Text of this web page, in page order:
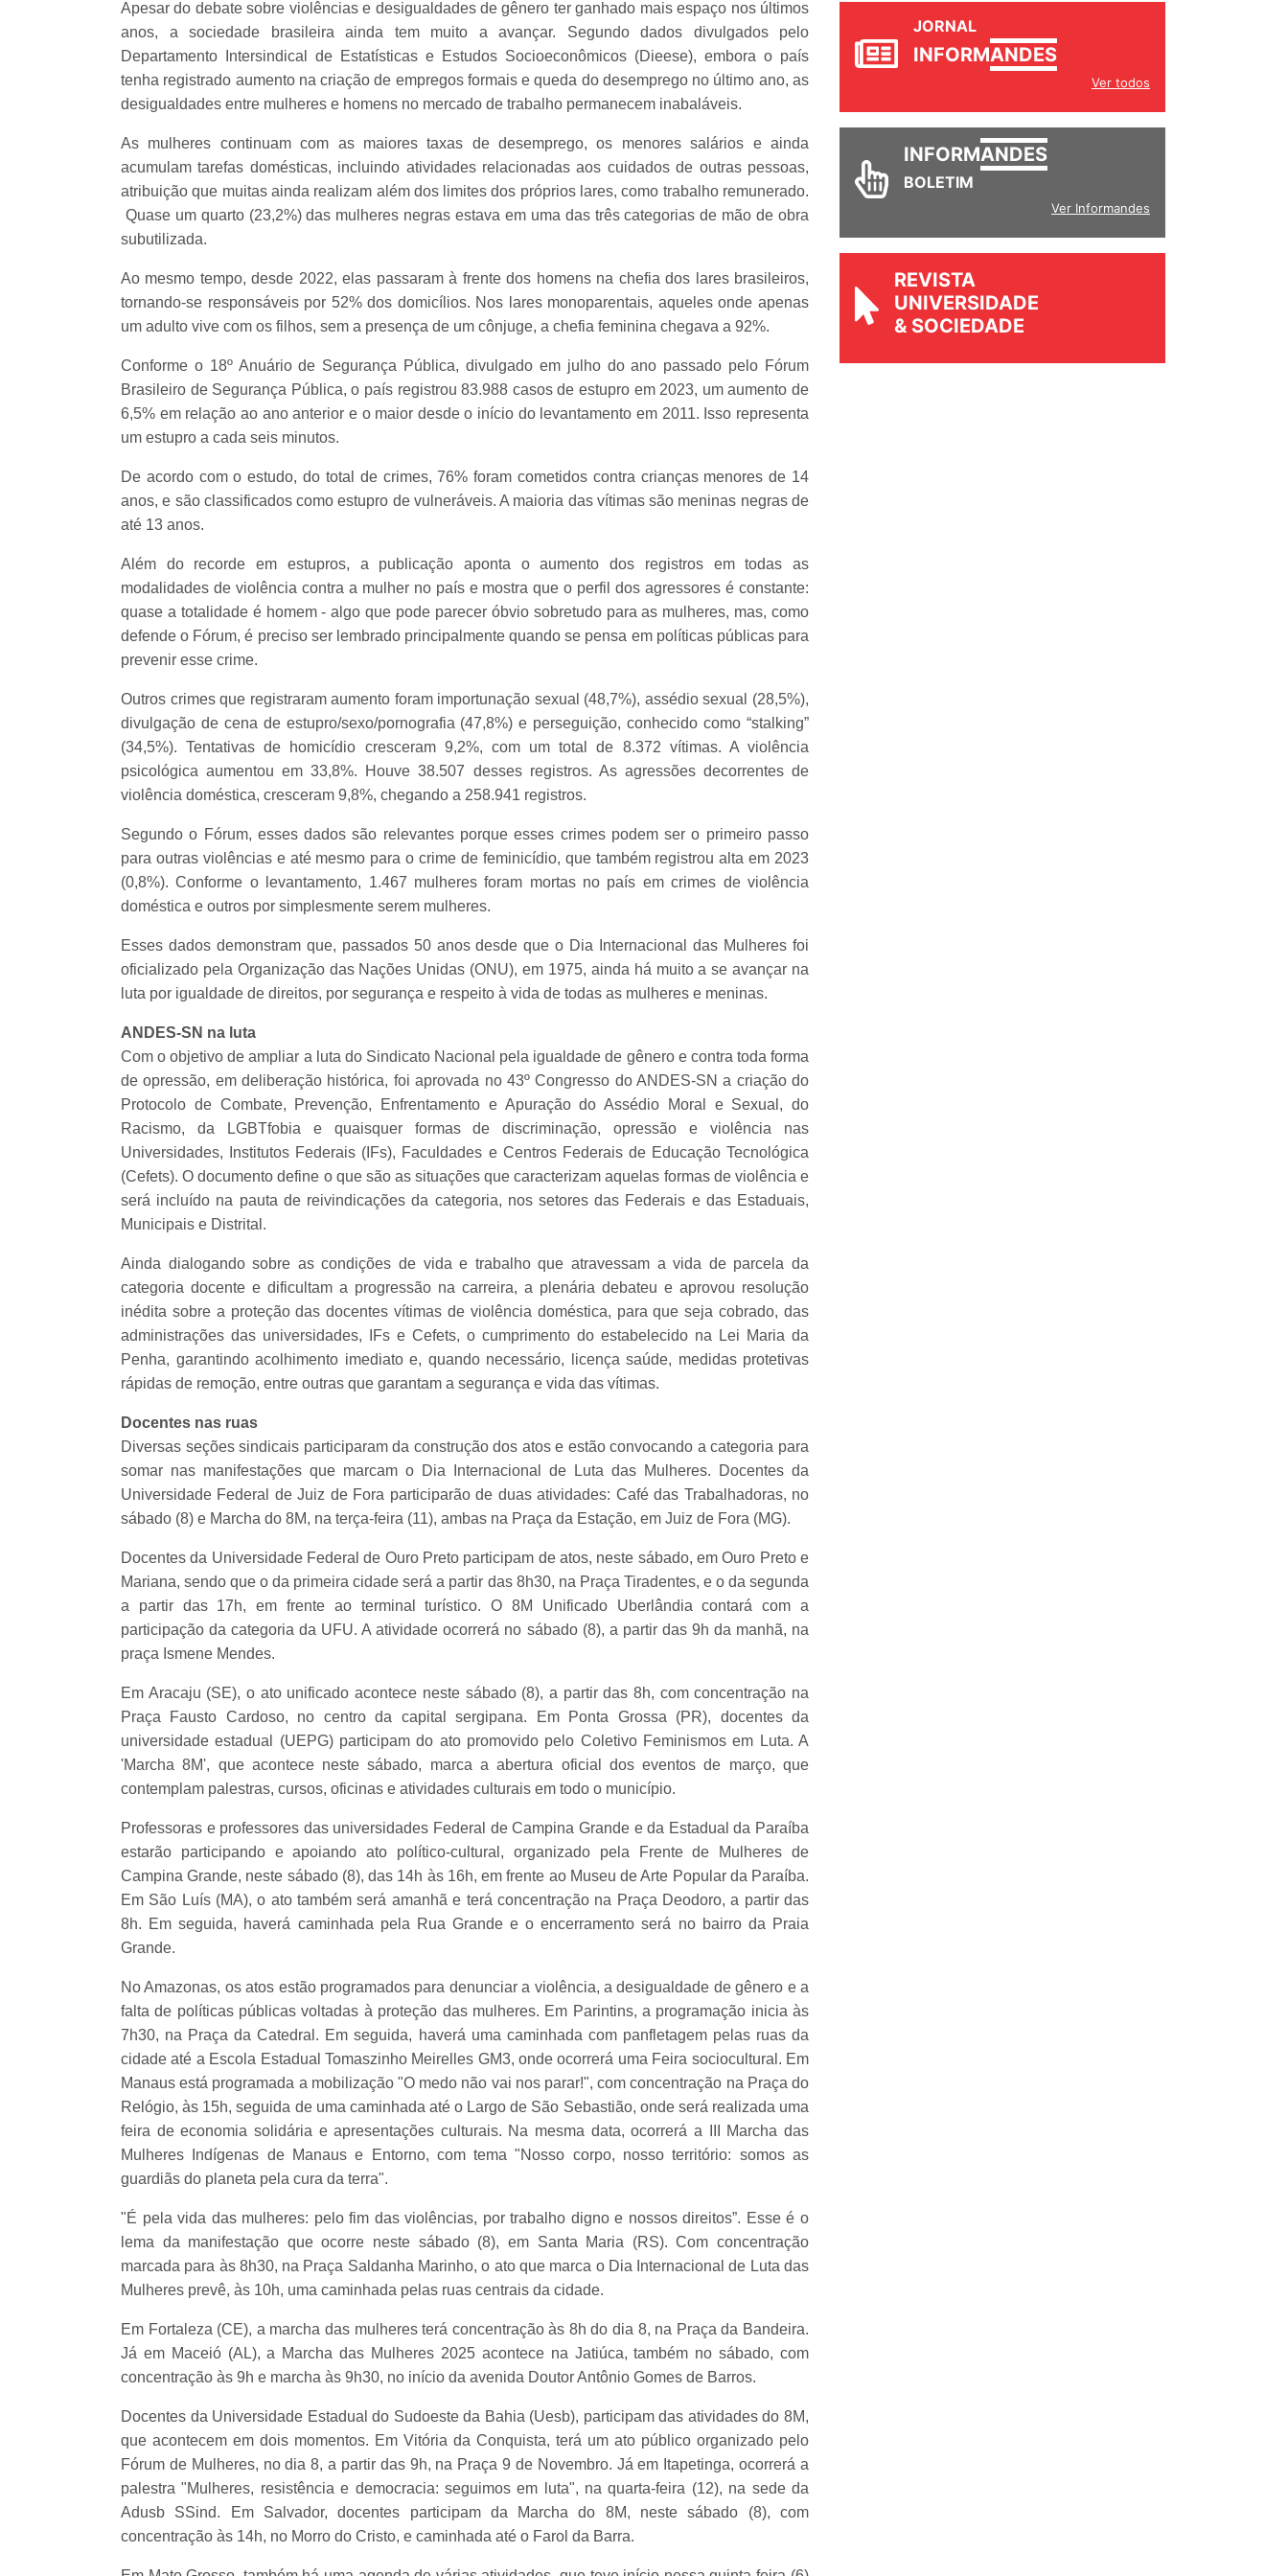
Apesar do debate sobre violências e desigualdades de gênero ter ganhado mais espaço nos últimos
anos, a sociedade brasileira ainda tem muito a avançar. Segundo dados divulgados pelo
Departamento Intersindical de Estatísticas e Estudos Socioeconômicos (Dieese), embora o país
tenha registrado aumento na criação de empregos formais e queda do desemprego no último ano, as
desigualdades entre mulheres e homens no mercado de trabalho permanecem inabaláveis.
As mulheres continuam com as maiores taxas de desemprego, os menores salários e ainda
acumulam tarefas domésticas, incluindo atividades relacionadas aos cuidados de outras pessoas,
atribuição que muitas ainda realizam além dos limites dos próprios lares, como trabalho remunerado.
Quase um quarto (23,2%) das mulheres negras estava em uma das três categorias de mão de obra
subutilizada.
Ao mesmo tempo, desde 2022, elas passaram à frente dos homens na chefia dos lares brasileiros,
tornando-se responsáveis por 52% dos domicílios. Nos lares monoparentais, aqueles onde apenas
um adulto vive com os filhos, sem a presença de um cônjuge, a chefia feminina chegava a 92%.
Conforme o 18º Anuário de Segurança Pública, divulgado em julho do ano passado pelo Fórum
Brasileiro de Segurança Pública, o país registrou 83.988 casos de estupro em 2023, um aumento de
6,5% em relação ao ano anterior e o maior desde o início do levantamento em 2011. Isso representa
um estupro a cada seis minutos.
De acordo com o estudo, do total de crimes, 76% foram cometidos contra crianças menores de 14
anos, e são classificados como estupro de vulneráveis. A maioria das vítimas são meninas negras de
até 13 anos.
Além do recorde em estupros, a publicação aponta o aumento dos registros em todas as
modalidades de violência contra a mulher no país e mostra que o perfil dos agressores é constante:
quase a totalidade é homem - algo que pode parecer óbvio sobretudo para as mulheres, mas, como
defende o Fórum, é preciso ser lembrado principalmente quando se pensa em políticas públicas para
prevenir esse crime.
Outros crimes que registraram aumento foram importunação sexual (48,7%), assédio sexual (28,5%),
divulgação de cena de estupro/sexo/pornografia (47,8%) e perseguição, conhecido como “stalking”
(34,5%). Tentativas de homicídio cresceram 9,2%, com um total de 8.372 vítimas. A violência
psicológica aumentou em 33,8%. Houve 38.507 desses registros. As agressões decorrentes de
violência doméstica, cresceram 9,8%, chegando a 258.941 registros.
Segundo o Fórum, esses dados são relevantes porque esses crimes podem ser o primeiro passo
para outras violências e até mesmo para o crime de feminicídio, que também registrou alta em 2023
(0,8%). Conforme o levantamento, 1.467 mulheres foram mortas no país em crimes de violência
doméstica e outros por simplesmente serem mulheres.
Esses dados demonstram que, passados 50 anos desde que o Dia Internacional das Mulheres foi
oficializado pela Organização das Nações Unidas (ONU), em 1975, ainda há muito a se avançar na
luta por igualdade de direitos, por segurança e respeito à vida de todas as mulheres e meninas.
ANDES-SN na luta
Com o objetivo de ampliar a luta do Sindicato Nacional pela igualdade de gênero e contra toda forma
de opressão, em deliberação histórica, foi aprovada no 43º Congresso do ANDES-SN a criação do
Protocolo de Combate, Prevenção, Enfrentamento e Apuração do Assédio Moral e Sexual, do
Racismo, da LGBTfobia e quaisquer formas de discriminação, opressão e violência nas
Universidades, Institutos Federais (IFs), Faculdades e Centros Federais de Educação Tecnológica
(Cefets). O documento define o que são as situações que caracterizam aquelas formas de violência e
será incluído na pauta de reivindicações da categoria, nos setores das Federais e das Estaduais,
Municipais e Distrital.
Ainda dialogando sobre as condições de vida e trabalho que atravessam a vida de parcela da
categoria docente e dificultam a progressão na carreira, a plenária debateu e aprovou resolução
inédita sobre a proteção das docentes vítimas de violência doméstica, para que seja cobrado, das
administrações das universidades, IFs e Cefets, o cumprimento do estabelecido na Lei Maria da
Penha, garantindo acolhimento imediato e, quando necessário, licença saúde, medidas protetivas
rápidas de remoção, entre outras que garantam a segurança e vida das vítimas.
Docentes nas ruas
Diversas seções sindicais participaram da construção dos atos e estão convocando a categoria para
somar nas manifestações que marcam o Dia Internacional de Luta das Mulheres. Docentes da
Universidade Federal de Juiz de Fora participarão de duas atividades: Café das Trabalhadoras, no
sábado (8) e Marcha do 8M, na terça-feira (11), ambas na Praça da Estação, em Juiz de Fora (MG).
Docentes da Universidade Federal de Ouro Preto participam de atos, neste sábado, em Ouro Preto e
Mariana, sendo que o da primeira cidade será a partir das 8h30, na Praça Tiradentes, e o da segunda
a partir das 17h, em frente ao terminal turístico. O 8M Unificado Uberlândia contará com a
participação da categoria da UFU. A atividade ocorrerá no sábado (8), a partir das 9h da manhã, na
praça Ismene Mendes.
Em Aracaju (SE), o ato unificado acontece neste sábado (8), a partir das 8h, com concentração na
Praça Fausto Cardoso, no centro da capital sergipana. Em Ponta Grossa (PR), docentes da
universidade estadual (UEPG) participam do ato promovido pelo Coletivo Feminismos em Luta. A
'Marcha 8M', que acontece neste sábado, marca a abertura oficial dos eventos de março, que
contemplam palestras, cursos, oficinas e atividades culturais em todo o município.
Professoras e professores das universidades Federal de Campina Grande e da Estadual da Paraíba
estarão participando e apoiando ato político-cultural, organizado pela Frente de Mulheres de
Campina Grande, neste sábado (8), das 14h às 16h, em frente ao Museu de Arte Popular da Paraíba.
Em São Luís (MA), o ato também será amanhã e terá concentração na Praça Deodoro, a partir das
8h. Em seguida, haverá caminhada pela Rua Grande e o encerramento será no bairro da Praia
Grande.
No Amazonas, os atos estão programados para denunciar a violência, a desigualdade de gênero e a
falta de políticas públicas voltadas à proteção das mulheres. Em Parintins, a programação inicia às
7h30, na Praça da Catedral. Em seguida, haverá uma caminhada com panfletagem pelas ruas da
cidade até a Escola Estadual Tomaszinho Meirelles GM3, onde ocorrerá uma Feira sociocultural. Em
Manaus está programada a mobilização "O medo não vai nos parar!", com concentração na Praça do
Relógio, às 15h, seguida de uma caminhada até o Largo de São Sebastião, onde será realizada uma
feira de economia solidária e apresentações culturais. Na mesma data, ocorrerá a III Marcha das
Mulheres Indígenas de Manaus e Entorno, com tema "Nosso corpo, nosso território: somos as
guardiãs do planeta pela cura da terra".
"É pela vida das mulheres: pelo fim das violências, por trabalho digno e nossos direitos”. Esse é o
lema da manifestação que ocorre neste sábado (8), em Santa Maria (RS). Com concentração
marcada para às 8h30, na Praça Saldanha Marinho, o ato que marca o Dia Internacional de Luta das
Mulheres prevê, às 10h, uma caminhada pelas ruas centrais da cidade.
Em Fortaleza (CE), a marcha das mulheres terá concentração às 8h do dia 8, na Praça da Bandeira.
Já em Maceió (AL), a Marcha das Mulheres 2025 acontece na Jatiúca, também no sábado, com
concentração às 9h e marcha às 9h30, no início da avenida Doutor Antônio Gomes de Barros.
Docentes da Universidade Estadual do Sudoeste da Bahia (Uesb), participam das atividades do 8M,
que acontecem em dois momentos. Em Vitória da Conquista, terá um ato público organizado pelo
Fórum de Mulheres, no dia 8, a partir das 9h, na Praça 9 de Novembro. Já em Itapetinga, ocorrerá a
palestra "Mulheres, resistência e democracia: seguimos em luta", na quarta-feira (12), na sede da
Adusb SSind. Em Salvador, docentes participam da Marcha do 8M, neste sábado (8), com
concentração às 14h, no Morro do Cristo, e caminhada até o Farol da Barra.
JORNAL
INFORMANDES
Ver todos
INFORMANDES
BOLETIM
Ver Informandes
REVISTA
UNIVERSIDADE
& SOCIEDADE